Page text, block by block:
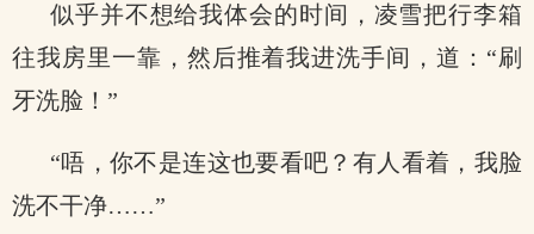
似乎并不想给我体会的时间，凌雪把行李箱
往我房里一靠，然后推着我进洗手间，道：“刷
牙洗脸！”
“唔，你不是连这也要看吧？有人看着，我脸
洗不干净……”